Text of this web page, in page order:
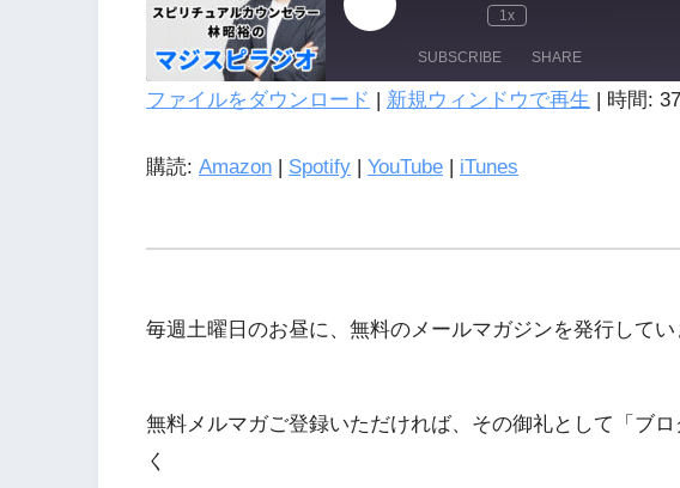
1x
SUBSCRIBE SHARE
LINK
ファイルをダウンロード | 新規ウィンドウで再生 | 時間:
購読: Amazon Spotify YouTube iTunes
毎週土曜日のお昼に、無料のメールマガジンを発行してい
無料メルマガご登録いただければ、その御礼として「ブ
く